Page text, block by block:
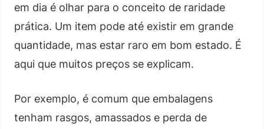
em dia é olhar para o conceito de raridade
prática. Um item pode até existir em grande
quantidade, mas estar raro em bom estado. É
aqui que muitos preços se explicam.
Por exemplo, é comum que embalagens
tenham rasgos, amassados e perda de